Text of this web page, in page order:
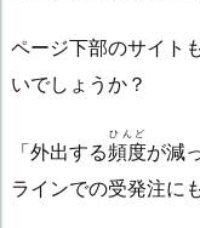
ページ下部のサイト
いでしょうか？
「外出する頻度
ひんど
が減
ラインでの受発注に